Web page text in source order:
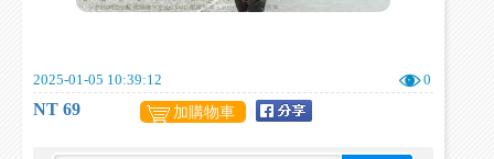
2025-01-05 10:39:12 0
NT 69 加購物車